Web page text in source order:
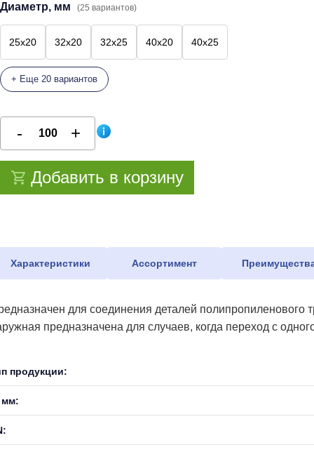
Диаметр, мм (25 вариантов)
25x20 32x20 32x25 40x20 40x25
+ Еще 20 вариантов
Добавить в корзину
Характеристики Ассортимент
для соединения деталей полипропиленового
предназначена для случаев, когда переход с
продукции:
мм: